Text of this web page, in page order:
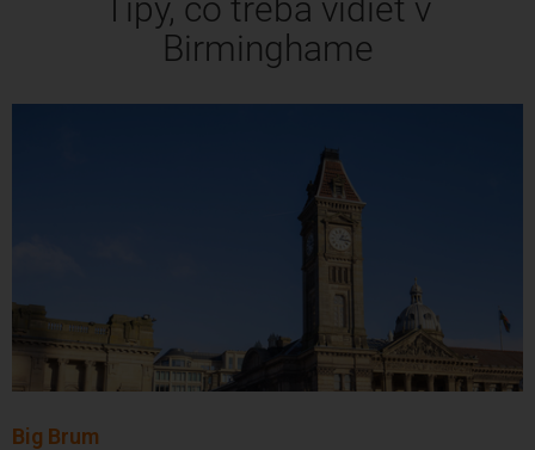
Tipy, čo treba vidieť v
Birminghame
Big Brum